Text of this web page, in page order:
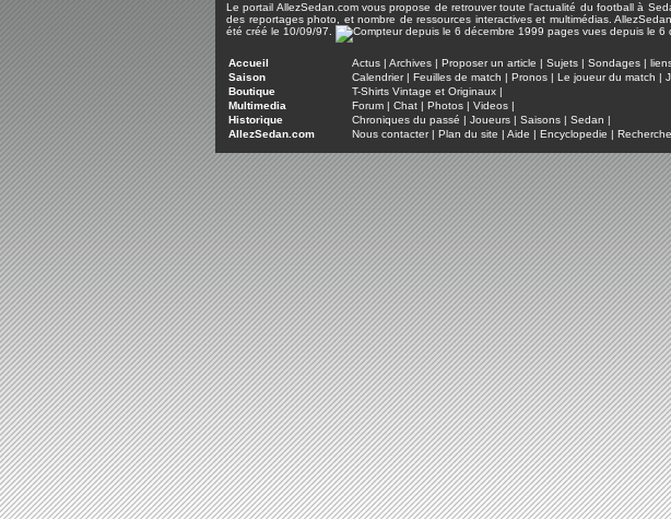
Le portail AllezSedan.com vous propose de retrouver toute l'actualité du football à
des reportages photo, et nombre de ressources interactives et multimédias.
été créé le 10/09/97.
pages vues depuis le 6
Accueil Actus | Archives | Proposer un article | Sujets | Sondages |
Saison
Calendrier| Feuilles de match | Pronos | Le joueur du match |
Boutique
T-Shirts Vintage et Originaux |
Multimedia
Forum | Chat | Photos | Videos |
Historique
Chroniques du passé | Joueurs | Saisons | Sedan |
AllezSedan.com
Nous contacter| Plan du site | Aide | Encyclopedie | Recherche